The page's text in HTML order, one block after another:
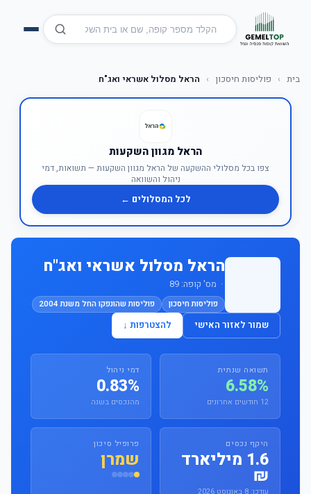
בית › פוליסות חיסכון › הראל מסלול אשראי ואג"ח
הראל מגוון השקעות
צפו בכל מסלולי ההשקעה של הראל מגוון השקעות — תשואות, דמי
ניהול והשוואה
לכל המסלולים ←
הראל מסלול אשראי ואג"ח
· מס' קופה: 89
פוליסות חיסכון פוליסות שהונפקו החל משנת 2004
שמור לאזור האישי להצטרפות ↓
תשואה שנתית
6.58%
12 חודשים אחרונים
דמי ניהול
0.83%
מהנכסים בשנה
היקף נכסים
1.6 מיליארד
₪
פרופיל סיכון
שמרן